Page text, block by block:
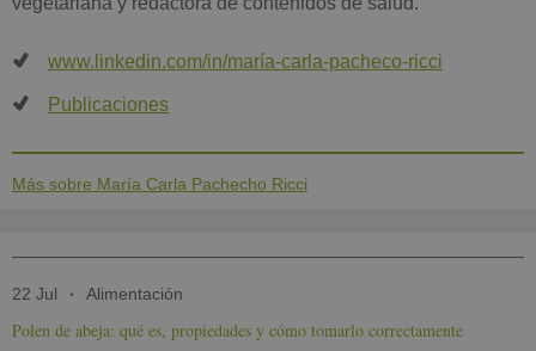
www.linkedin.com/in/maría-carla-pacheco-ricci
Publicaciones
Más sobre María Carla Pachecho Ricci
22 Jul Alimentación
Polen de abeja: qué es, propiedades y cómo tomarlo correctamente